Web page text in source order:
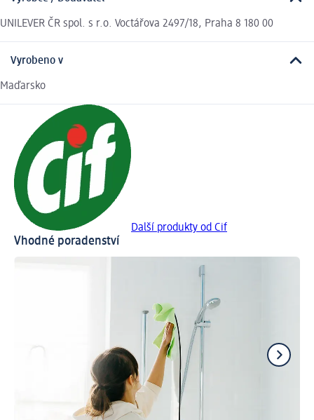
UNILEVER ČR spol. s r.o. Voctářova 2497/18, Praha 8 180 00
Vyrobeno v
Maďarsko
Další produkty od Cif
Vhodné poradenství